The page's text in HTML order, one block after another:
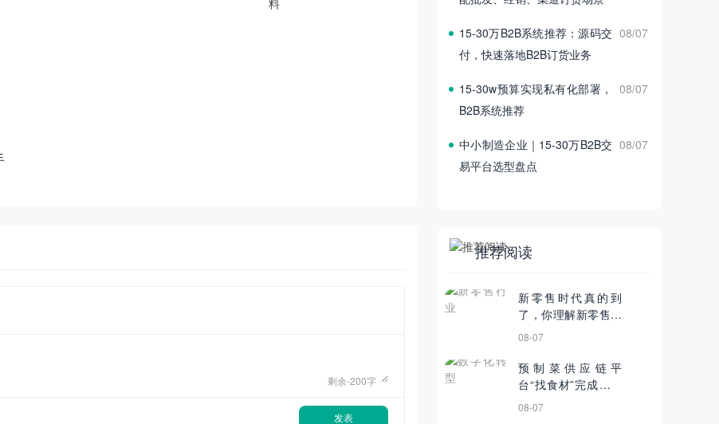
剩余-200字
发表
15‑30万B2B系统推荐：源码交
付，快速落地B2B订货业务
08/07
15‑30w预算实现私有化部署，
B2B系统推荐
08/07
中小制造企业｜15‑30万B2B交
易平台选型盘点
08/07
推荐阅读
新零售时代真的到
了，你理解新零售的
真正意义吗？
08-07
预制菜供应链平
台“找食材”完成天使
轮融资；微信支付数
08-07